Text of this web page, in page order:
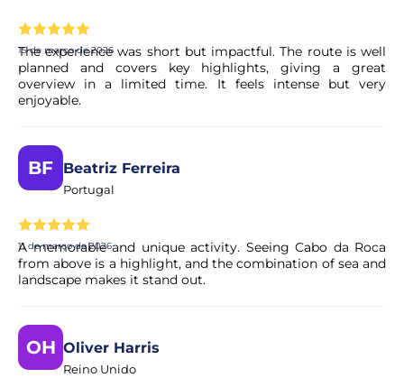
parceiro procede a uma validação rápida para garantir a
disponibilidade da experiência. Em poucos momentos,
recebe a confirmação no seu e-mail.
Sim. Todos os pagamentos são processados através de
sistemas de pagamento seguros e encriptados,
garantindo total proteção dos seus dados pessoais e
financeiros.
15 de março de 2026
The experience was short but impactful. The route is well
planned and covers key highlights, giving a great
overview in a limited time. It feels intense but very
enjoyable.
BF Beatriz Ferreira
Portugal
11 de março de 2026
A memorable and unique activity. Seeing Cabo da Roca
from above is a highlight, and the combination of sea and
landscape makes it stand out.
OH Oliver Harris
Reino Unido